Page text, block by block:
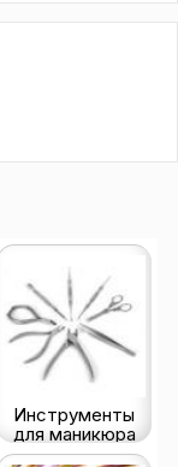
Инструменты
для маникюра